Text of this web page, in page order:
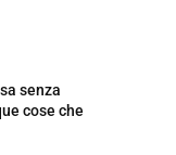
senza
cose che